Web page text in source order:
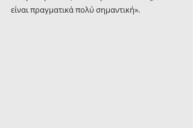
είναι πραγματικά πολύ σημαντική».